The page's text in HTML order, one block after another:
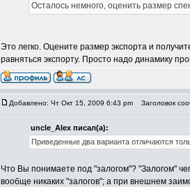
Осталось немного, оценить размер
Это легко. Оцените размер экспорта и
равняться экспорту. Просто надо динамику
Добавлено: Чт Окт 15, 2009 6:43 pm Заголовок
uncle_Alex писал(а):
Приведенные два варианта отличаются
Что Вы понимаете под "залогом"? "Залогом"
вообще никаких "залогов"; а при внешнем